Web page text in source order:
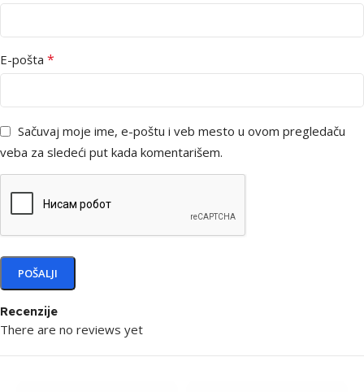
Recenzije
There are no reviews yet
E-pošta *
Sačuvaj moje ime, e-poštu i veb mesto u ovom pregledaču
veba za sledeći put kada komentarišem.